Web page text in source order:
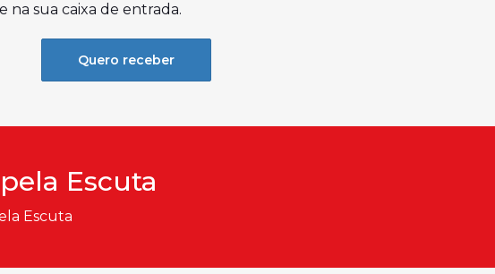
na sua caixa de entrada.
Quero receber
Escuta
Escuta